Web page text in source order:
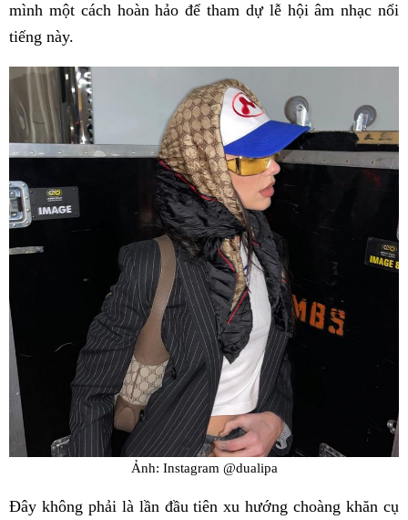
mình một cách hoàn hảo để tham dự lễ hội âm nhạc nổi
tiếng này.
Ảnh: Instagram @dualipa
Đây không phải là lần đầu tiên xu hướng choàng khăn cụ